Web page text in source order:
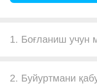
1. Боғланиш учун
2. Буйуртмани